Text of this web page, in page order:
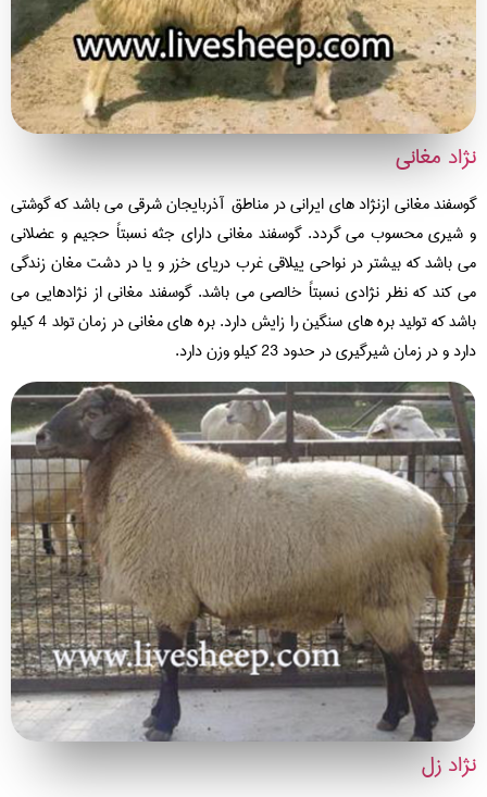
مغانی
مغانی ازنژاد های ایرانی در مناطق آذربایجان شرقی می باشد که گوشتی
محسوب می گردد. گوسفند مغانی دارای جثه نسبتاً حجیم و عضلانی
باشد که بیشتر در نواحی ییلاقی غرب دریای خزر و یا در دشت مغان زندگی
کند که نظر نژادی نسبتاً خالصی می باشد. گوسفند مغانی از نژادهایی می
باشد که تولید بره های سنگین را زایش دارد. بره های مغانی در زمان تولد 4 کیلو
و در زمان شیرگیری در حدود 23 کیلو وزن دارد.
زل